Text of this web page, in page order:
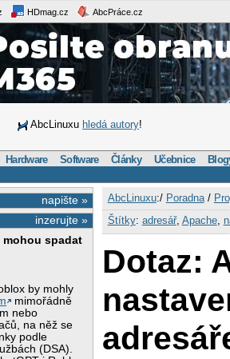
HDmag.cz AbcPráce.cz
AbcLinuxu hledá autory!
Hardware Software Články Učebnice
napište »
inzerujte »
mohou spadat
by mohly
mimořádně
nebo
na něž se
podle
(DSA).
AbcLinuxu:/ Poradna/
Štítky: adresář, Apache,
Dotaz: